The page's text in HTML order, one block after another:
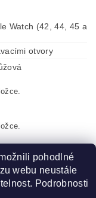
Watch (42, 44, 45 a
otvory
pohodlné
webu neustále
Podrobnosti